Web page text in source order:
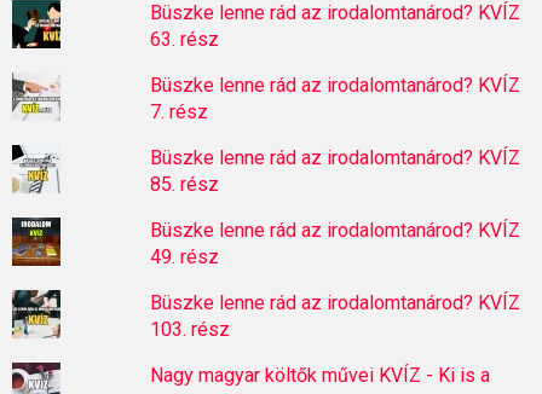
Büszke lenne rád az irodalomtanárod? KVÍZ
63. rész
Büszke lenne rád az irodalomtanárod? KVÍZ
7. rész
Büszke lenne rád az irodalomtanárod? KVÍZ
85. rész
Büszke lenne rád az irodalomtanárod? KVÍZ
49. rész
Büszke lenne rád az irodalomtanárod? KVÍZ
103. rész
Nagy magyar költők művei KVÍZ - Ki is a